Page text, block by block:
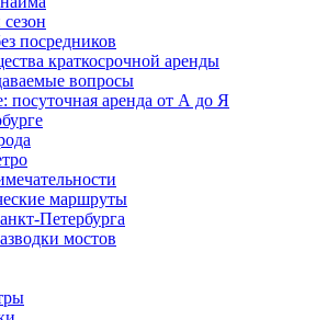
посредников
краткосрочной аренды
вопросы
посуточная аренда от А до Я
маршруты
Петербурга
мостов